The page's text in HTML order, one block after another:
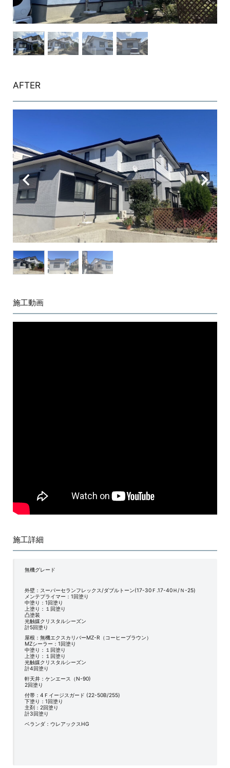
AFTER
施工動画
施工詳細
無機グレード
外壁：スーパーセランフレックス/ダブルトーン(17-30Ｆ.17-40Ｈ/Ｎ-25)
メンテプライマー：1回塗り
中塗り：1回塗り
上塗り：１回塗り
凸塗装
光触媒クリスタルシーズン
計5回塗り
屋根：無機エクスカリバーMZ-R（コーヒーブラウン）
MZシーラー：1回塗り
中塗り：１回塗り
上塗り：１回塗り
光触媒クリスタルシーズン
計4回塗り
軒天井：ケンエース（N-90)
2回塗り
付帯：4Ｆイージスガード (22-50B/255)
下塗り：1回塗り
主剤：2回塗り
計3回塗り
ベランダ：ウレアックスHG